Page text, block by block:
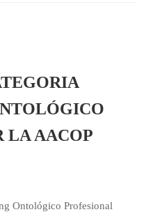
LA AACOP
Ontológico Profesional